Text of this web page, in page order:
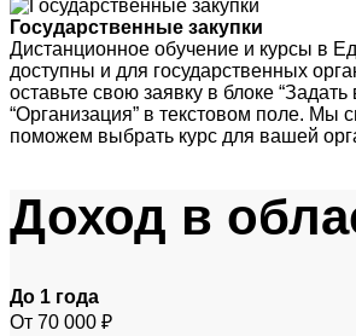
Государственные закупки
Дистанционное обучение и курсы в
доступны и для государственных
оставьте свою заявку в блоке “Задать
“Организация” в текстовом поле. Мы
поможем выбрать курс для вашей
Доход в
До 1 года
От 70 000 ₽